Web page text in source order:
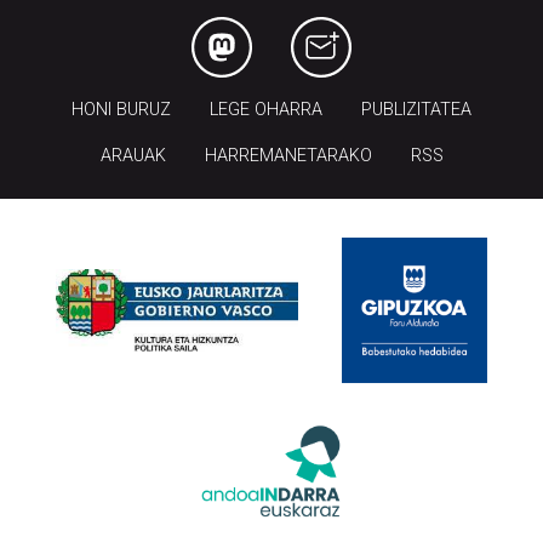
HONI BURUZ LEGE OHARRA PUBLIZITATEA
ARAUAK HARREMANETARAKO RSS